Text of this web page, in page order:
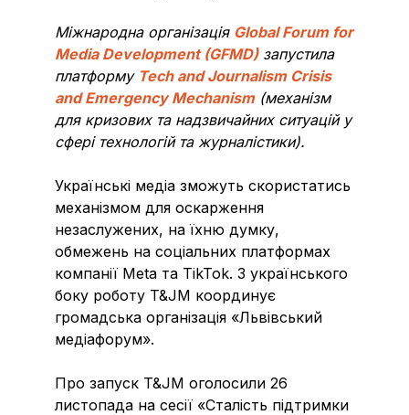
Міжнародна організація Global Forum for
Media Development (GFMD)запустила
платформу Tech and Journalism Crisis
and Emergency Mechanism(механізм
для кризових та надзвичайних ситуацій у
сфері технологій та журналістики).
Українські медіа зможуть скористатись
механізмом для оскарження
незаслужених, на їхню думку,
обмежень на соціальних платформах
компанії Meta та TikTok. З українського
боку роботу T&JM координує
громадська організація «Львівський
медіафорум».
Про запуск T&JM оголосили 26
листопада на сесії «Сталість підтримки